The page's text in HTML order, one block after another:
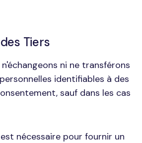
Tiers
ni ne transférons
identifiables à des
sauf dans les cas
nécessaire pour fournir un